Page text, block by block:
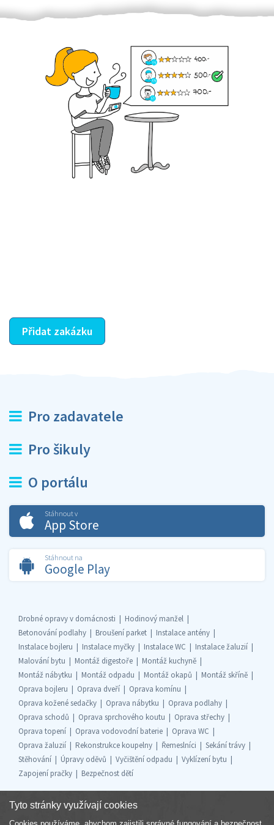
Přidat zakázku
Pro zadavatele
Pro šikuly
O portálu
Stáhnout v
App Store
Stáhnout na
Google Play
Drobné opravy v domácnosti
Hodinový manžel
Betonování podlahy
Broušení parket
Instalace antény
Instalace bojleru
Instalace myčky Instalace WC
Instalace žaluzií
Malování bytu
Montáž digestoře
Montáž kuchyně
Montáž nábytku
Montáž odpadu Montáž okapů
Montáž skříně
Oprava bojleru
Oprava dveří
Oprava komínu
Oprava kožené sedačky
Oprava nábytku
Oprava podlahy
Oprava schodů
Oprava sprchového koutu
Oprava střechy
Oprava topení
Oprava vodovodní baterie
Oprava WC
Oprava žaluzií
Rekonstrukce koupelny Řemeslníci
Sekání trávy
Stěhování
Úpravy oděvů Vyčištění odpadu
Vyklízení bytu
Zapojení pračky
Bezpečnost dětí
Tyto stránky využívají cookies